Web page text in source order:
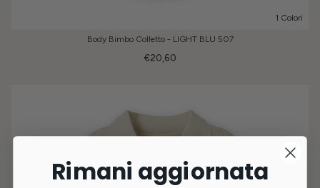
1 Colori
Body Bimbo Colletto - LIGHT BLU 507
€20,60
Rimani aggiornata